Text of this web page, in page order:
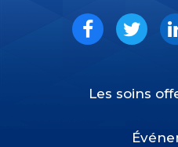
Social
Les soins